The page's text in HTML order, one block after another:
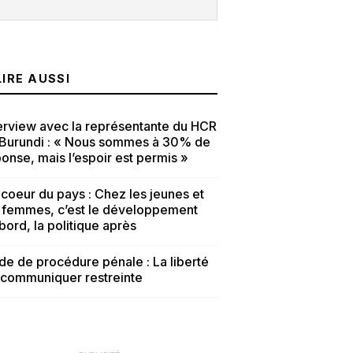
AUSSI
avec la représentante du HCR
: « Nous sommes à 30% de
mais l’espoir est permis »
du pays : Chez les jeunes et
c’est le développement
la politique après
de procédure pénale : La liberté
restreinte